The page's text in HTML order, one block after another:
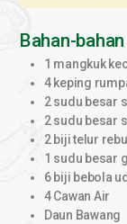
Bahan-bahan
1 mangkuk
4 keping
2 sudu besar
2 sudu besar
2 biji telur
1 sudu besar
6 biji bebola
4 Cawan Air
Daun Bawang